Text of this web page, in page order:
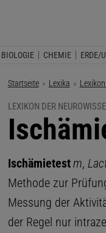
BIOLOGIE CHEMIE ERDE/
Startseite Lexika
LEXIKON DER
:
Ischämietestm,
Methode zur
Messung der
der Regel nur